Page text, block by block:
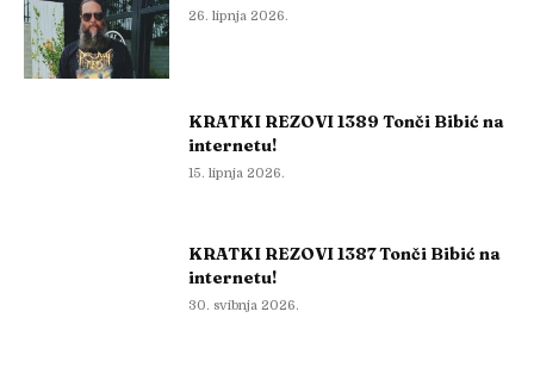
26. lipnja 2026.
KRATKI REZOVI 1389 Tonči Bibić na
internetu!
15. lipnja 2026.
KRATKI REZOVI 1387 Tonči Bibić na
internetu!
30. svibnja 2026.